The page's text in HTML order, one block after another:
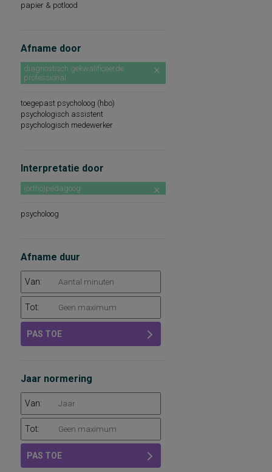
papier & potlood
Afname door
diagnostisch gekwalificeerde
professional
toegepast psycholoog (hbo)
psychologisch assistent
psychologisch medewerker
Interpretatie door
(ortho)pedagoog
psycholoog
Afname duur
Van:
Tot:
PAS TOE
Jaar normering
Van:
Tot:
PAS TOE